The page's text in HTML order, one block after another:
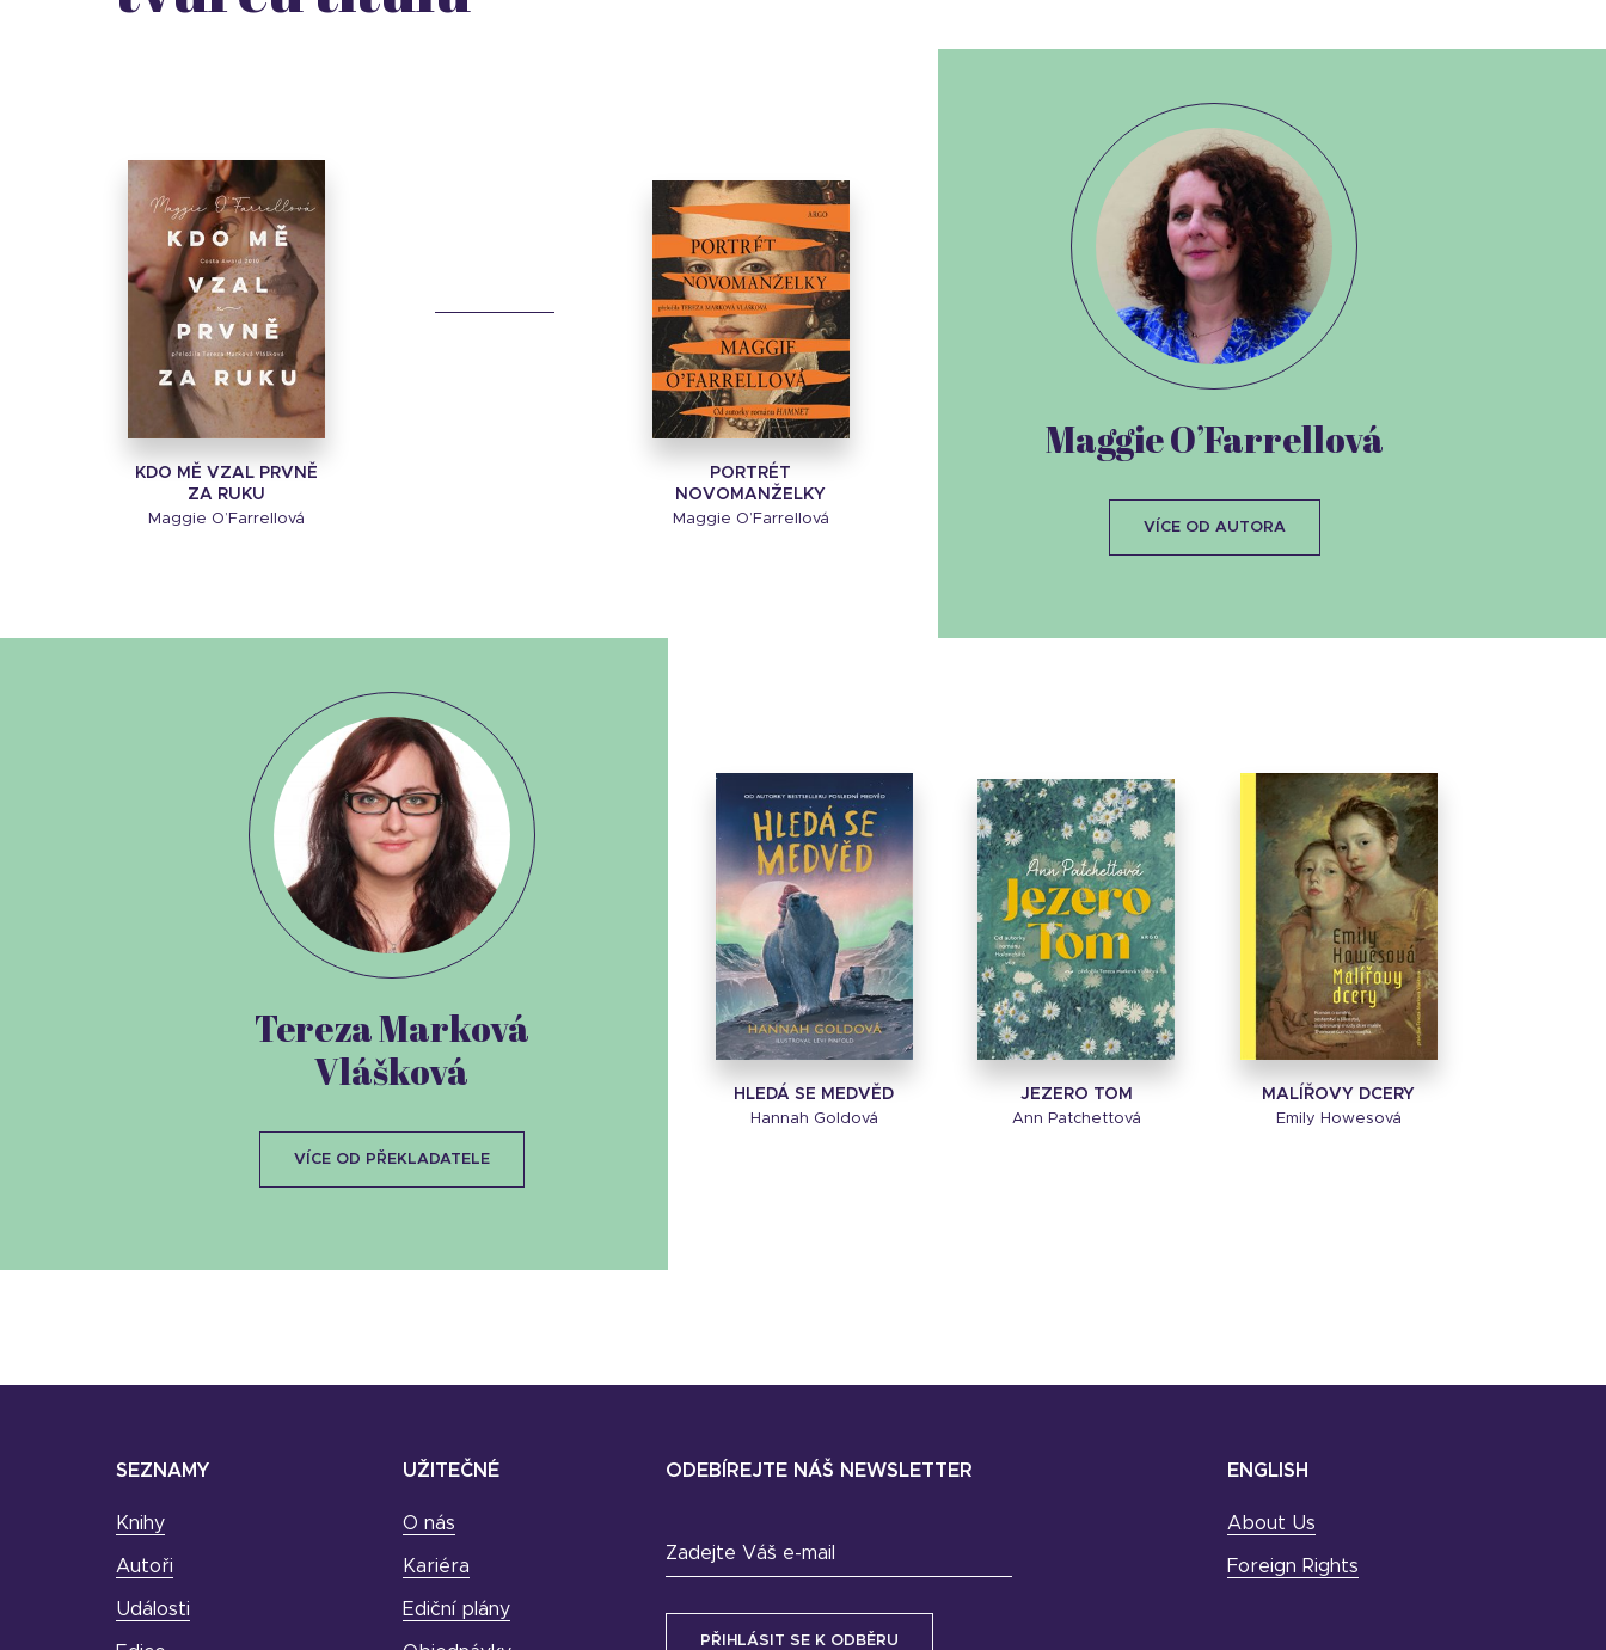
KDO MĚ VZAL PRVNĚ
ZA RUKU
Maggie O’Farrellová
PORTRÉT
NOVOMANŽELKY
Maggie O’Farrellová
Maggie O’Farrellová
VÍCE OD AUTORA
HLEDÁ SE MEDVĚD
Hannah Goldová
JEZERO TOM
Ann Patchettová
MALÍŘOVY DCERY
Emily Howesová
Tereza Marková
Vlášková
VÍCE OD PŘEKLADATELE
SEZNAMY
Knihy
Autoři
Události
UŽITEČNÉ
O nás
Kariéra
Ediční plány
ODEBÍREJTE NÁŠ NEWSLETTER
Zadejte Váš e-mail
ENGLISH
About Us
Foreign Rights